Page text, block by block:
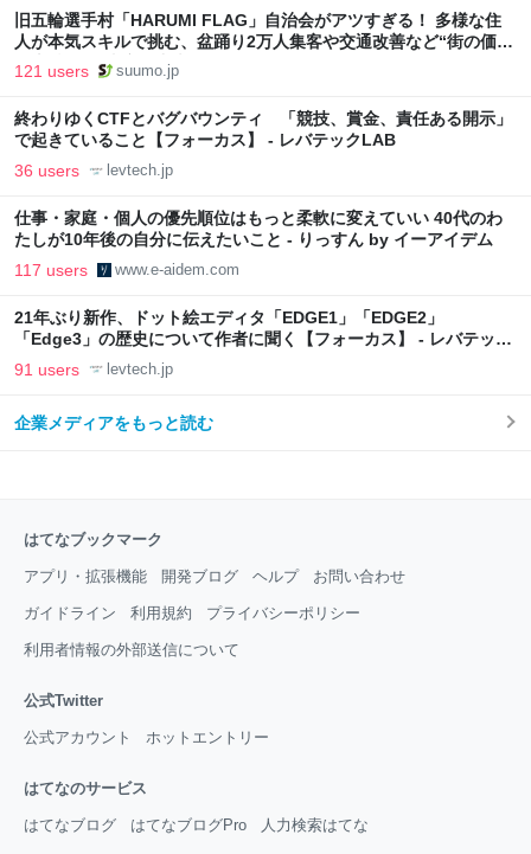
旧五輪選手村「HARUMI FLAG」自治会がアツすぎる！ 多様な住
人が本気スキルで挑む、盆踊り2万人集客や交通改善など“街の価値
向上”戦略 東京・中央区
121 users suumo.jp
終わりゆくCTFとバグバウンティ 「競技、賞金、責任ある開示」
で起きていること【フォーカス】 - レバテックLAB
36 users levtech.jp
仕事・家庭・個人の優先順位はもっと柔軟に変えていい 40代のわ
たしが10年後の自分に伝えたいこと - りっすん by イーアイデム
117 users www.e-aidem.com
21年ぶり新作、ドット絵エディタ「EDGE1」「EDGE2」
「Edge3」の歴史について作者に聞く【フォーカス】 - レバテック
LAB
91 users levtech.jp
企業メディアをもっと読む
はてなブックマーク
アプリ・拡張機能 開発ブログ ヘルプ お問い合わせ
ガイドライン 利用規約 プライバシーポリシー
利用者情報の外部送信について
公式Twitter
公式アカウント ホットエントリー
はてなのサービス
はてなブログ はてなブログPro 人力検索はてな